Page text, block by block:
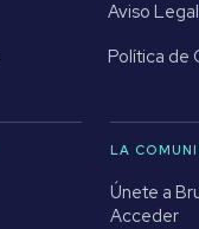
Aviso Legal
Política de
LA
Únete a
Acceder